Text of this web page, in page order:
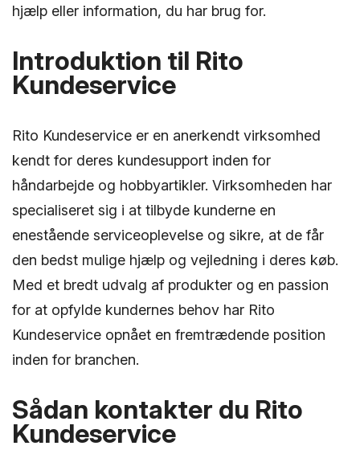
hjælp eller information, du har brug for.
Introduktion til Rito
Kundeservice
Rito Kundeservice er en anerkendt virksomhed
kendt for deres kundesupport inden for
håndarbejde og hobbyartikler. Virksomheden har
specialiseret sig i at tilbyde kunderne en
enestående serviceoplevelse og sikre, at de får
den bedst mulige hjælp og vejledning i deres køb.
Med et bredt udvalg af produkter og en passion
for at opfylde kundernes behov har Rito
Kundeservice opnået en fremtrædende position
inden for branchen.
Sådan kontakter du Rito
Kundeservice